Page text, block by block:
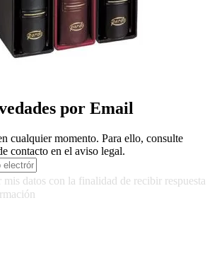
por Email
cualquier momento. Para ello, consulte
contacto en el aviso legal.
datos con la finalidad de recibir respuesta